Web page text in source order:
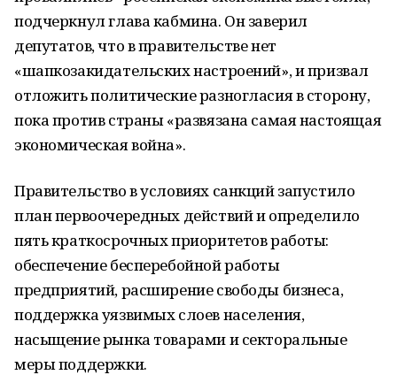
подчеркнул глава кабмина. Он заверил
депутатов, что в правительстве нет
«шапкозакидательских настроений», и призвал
отложить политические разногласия в сторону,
пока против страны «развязана самая настоящая
экономическая война».
Правительство в условиях санкций запустило
план первоочередных действий и определило
пять краткосрочных приоритетов работы:
обеспечение бесперебойной работы
предприятий, расширение свободы бизнеса,
поддержка уязвимых слоев населения,
насыщение рынка товарами и секторальные
меры поддержки.